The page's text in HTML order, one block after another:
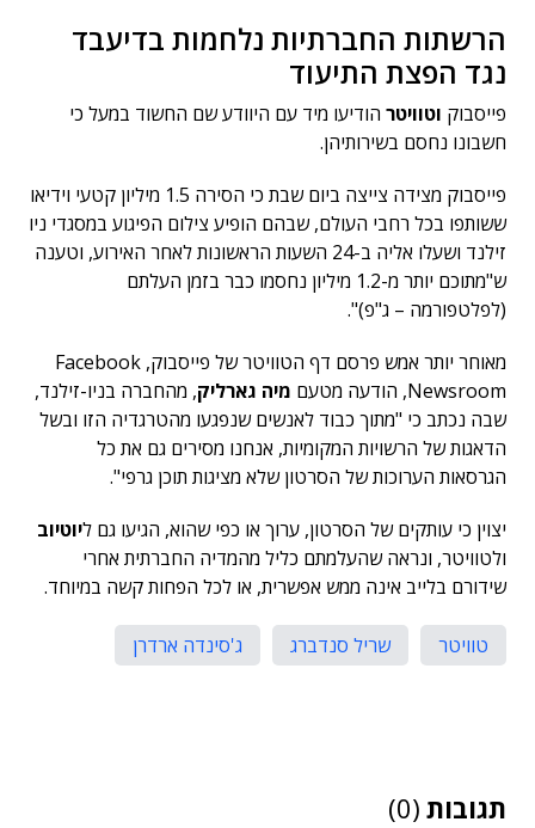
הרשתות החברתיות נלחמות בדיעבד
נגד הפצת התיעוד
פייסבוק וטוויטר הודיעו מיד עם היוודע שם החשוד במעל כי
חשבונו נחסם בשירותיהן.
פייסבוק מצידה צייצה ביום שבת כי הסירה 1.5 מיליון קטעי וידיאו
ששותפו בכל רחבי העולם, שבהם הופיע צילום הפיגוע במסגדי ניו
זילנד ושעלו אליה ב-24 השעות הראשונות לאחר האירוע, וטענה
ש"מתוכם יותר מ-1.2 מיליון נחסמו כבר בזמן העלתם
(לפלטפורמה – ג"פ)".
מאוחר יותר אמש פרסם דף הטוויטר של פייסבוק, Facebook
Newsroom, הודעה מטעם
מיה גארליק, מהחברה בניו-זילנד,
שבה נכתב כי "מתוך כבוד לאנשים שנפגעו מהטרגדיה הזו ובשל
הדאגות של הרשויות המקומיות, אנחנו מסירים גם את כל
הגרסאות הערוכות של הסרטון שלא מציגות תוכן גרפי".
יצוין כי עותקים של הסרטון, ערוך או כפי שהוא, הגיעו גם ליוטיוב
ולטוויטר, ונראה שהעלמתם כליל מהמדיה החברתית אחרי
שידורם בלייב אינה ממש אפשרית, או לכל הפחות קשה במיוחד.
טוויטר שריל סנדברג ג'סינדה ארדרן
תגובות (0)